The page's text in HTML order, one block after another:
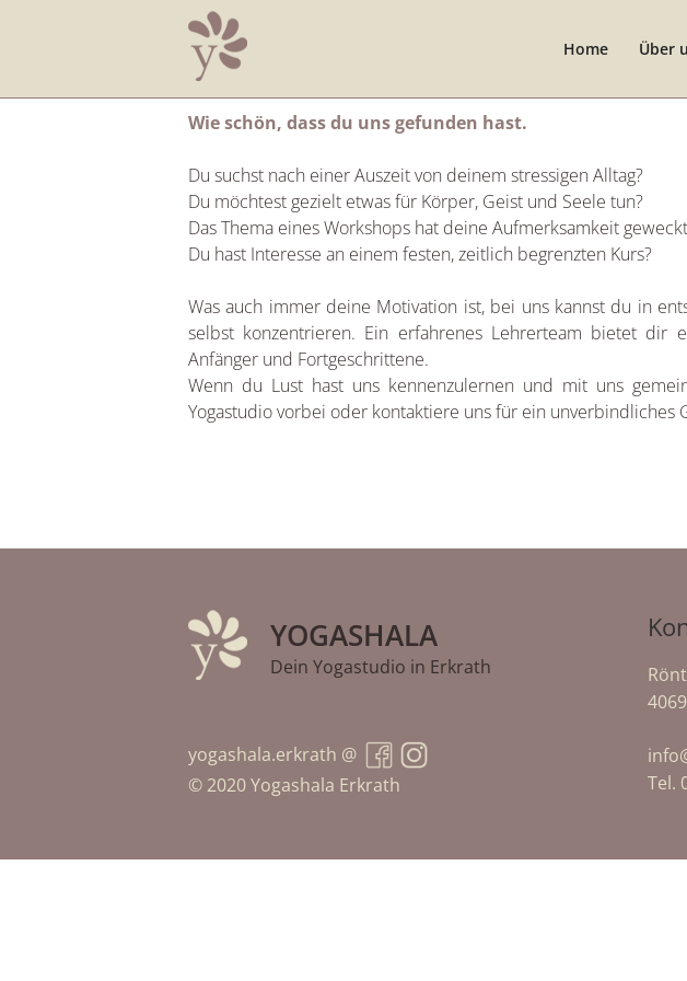
Home Über
Wie schön, dass du uns gefunden hast.
Du suchst nach einer Auszeit von deinem stressigen Alltag?
Du möchtest gezielt etwas für Körper, Geist und Seele tun?
Das Thema eines Workshops hat deine Aufmerksamkeit
Du hast Interesse an einem festen, zeitlich begrenzten Kurs?
Was auch immer deine Motivation ist, bei uns kannst du in
selbst konzentrieren. Ein erfahrenes Lehrerteam bietet dir
Anfänger und Fortgeschrittene.
Wenn du Lust hast uns kennenzulernen und mit uns
Yogastudio vorbei oder kontaktiere uns für ein unverbindliches
YOGASHALA
Dein Yogastudio in Erkrath
yogashala.erkrath @
© 2020 Yogashala Erkrath
Tel.